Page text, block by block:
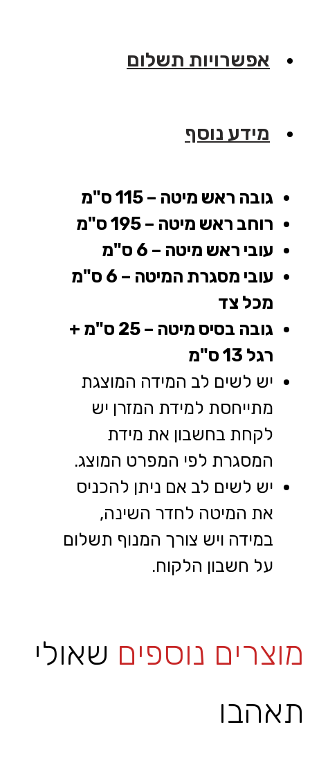
אפשרויות תשלום
מידע נוסף
גובה ראש מיטה – 115 ס"מ
רוחב ראש מיטה – 195 ס"מ
עובי ראש מיטה – 6 ס"מ
עובי מסגרת המיטה – 6 ס"מ
מכל צד
גובה בסיס מיטה – 25 ס"מ +
רגל 13 ס"מ
יש לשים לב המידה המוצגת
מתייחסת למידת המזרן יש
לקחת בחשבון את מידת
המסגרת לפי המפרט המוצג.
יש לשים לב אם ניתן להכניס
את המיטה לחדר השינה,
במידה ויש צורך המנוף תשלום
על חשבון הלקוח.
מוצרים נוספים שאולי
תאהבו